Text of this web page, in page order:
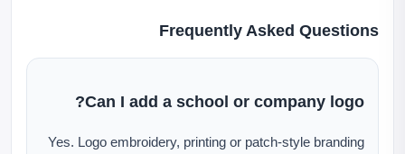
Frequently Asked Questions
Can I add a school or company logo?
Yes. Logo embroidery, printing or patch-style branding